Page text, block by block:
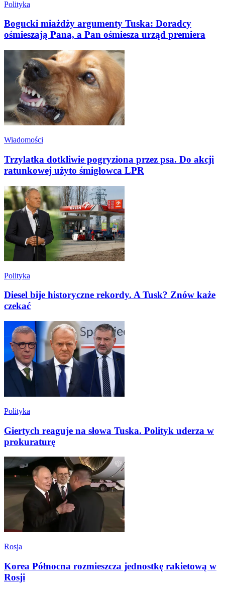
Polityka
Bogucki miażdży argumenty Tuska: Doradcy
ośmieszają Pana, a Pan ośmiesza urząd premiera
Wiadomości
Trzylatka dotkliwie pogryziona przez psa. Do akcji
ratunkowej użyto śmigłowca LPR
Polityka
Diesel bije historyczne rekordy. A Tusk? Znów każe
czekać
Polityka
Giertych reaguje na słowa Tuska. Polityk uderza w
prokuraturę
Rosja
Korea Północna rozmieszcza jednostkę rakietową w
Rosji